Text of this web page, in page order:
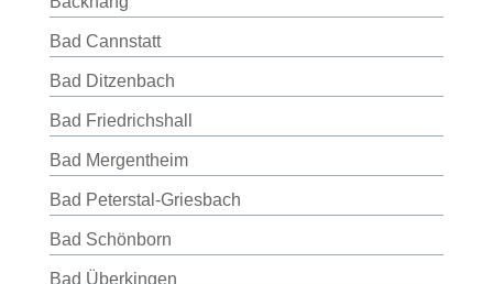
Bad Cannstatt
Bad Ditzenbach
Bad Friedrichshall
Bad Mergentheim
Bad Peterstal-Griesbach
Bad Schönborn
Bad Überkingen